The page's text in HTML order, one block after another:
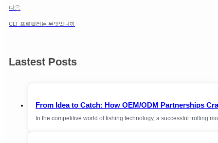
다음
CLT 프로펠러는 무엇입니까
Lastest Posts
From Idea to Catch: How OEM/ODM Partnerships
In the competitive world of fishing technology, a successful trolling